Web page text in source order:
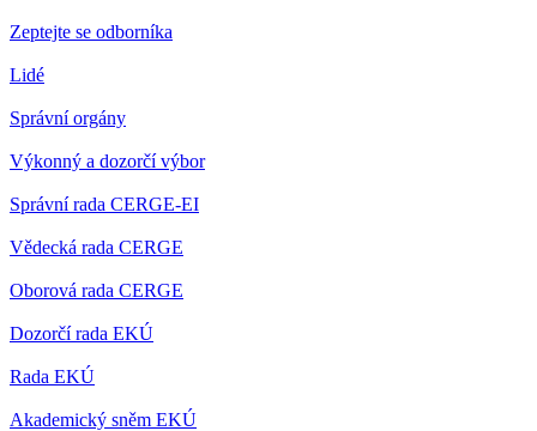
Zeptejte se odborníka
Lidé
Správní orgány
Výkonný a dozorčí výbor
Správní rada CERGE-EI
Vědecká rada CERGE
Oborová rada CERGE
Dozorčí rada EKÚ
Rada EKÚ
Akademický sněm EKÚ